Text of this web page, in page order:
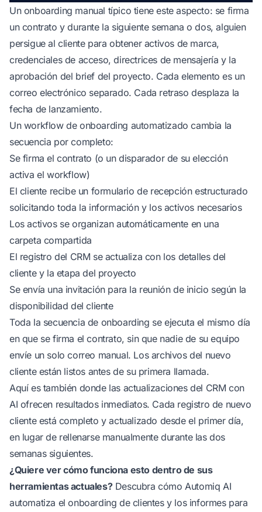
Un onboarding manual típico tiene este aspecto: se firma
un contrato y durante la siguiente semana o dos, alguien
persigue al cliente para obtener activos de marca,
credenciales de acceso, directrices de mensajería y la
aprobación del brief del proyecto. Cada elemento es un
correo electrónico separado. Cada retraso desplaza la
fecha de lanzamiento.
Un workflow de onboarding automatizado cambia la
secuencia por completo:
Se firma el contrato (o un disparador de su elección
activa el workflow)
El cliente recibe un formulario de recepción estructurado
solicitando toda la información y los activos necesarios
Los activos se organizan automáticamente en una
carpeta compartida
El registro del CRM se actualiza con los detalles del
cliente y la etapa del proyecto
Se envía una invitación para la reunión de inicio según la
disponibilidad del cliente
Toda la secuencia de onboarding se ejecuta el mismo día
en que se firma el contrato, sin que nadie de su equipo
envíe un solo correo manual. Los archivos del nuevo
cliente están listos antes de su primera llamada.
Aquí es también donde las actualizaciones del CRM con
AI ofrecen resultados inmediatos. Cada registro de nuevo
cliente está completo y actualizado desde el primer día,
en lugar de rellenarse manualmente durante las dos
semanas siguientes.
¿Quiere ver cómo funciona esto dentro de sus
herramientas actuales? Descubra cómo Automiq AI
automatiza el onboarding de clientes y los informes para